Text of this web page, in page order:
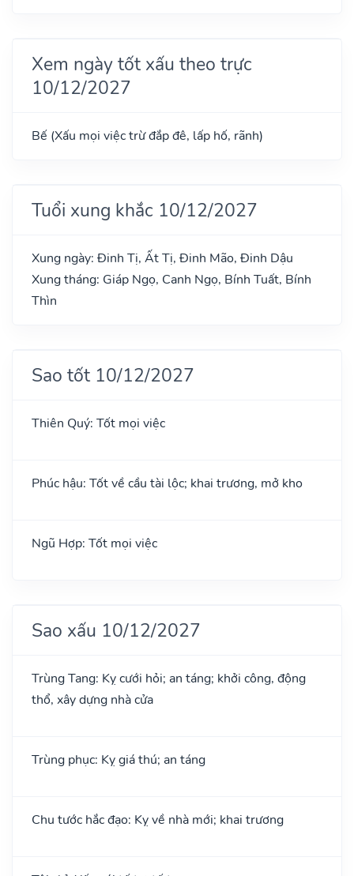
Xem ngày tốt xấu theo trực
10/12/2027
Bế (Xấu mọi việc trừ đắp đê, lấp hố, rãnh)
Tuổi xung khắc 10/12/2027
Xung ngày: Đinh Tị, Ất Tị, Đinh Mão, Đinh Dậu
Xung tháng: Giáp Ngọ, Canh Ngọ, Bính Tuất, Bính
Thìn
Sao tốt 10/12/2027
Thiên Quý: Tốt mọi việc
Phúc hậu: Tốt về cầu tài lộc; khai trương, mở kho
Ngũ Hợp: Tốt mọi việc
Sao xấu 10/12/2027
Trùng Tang: Kỵ cưới hỏi; an táng; khởi công, động
thổ, xây dựng nhà cửa
Trùng phục: Kỵ giá thú; an táng
Chu tước hắc đạo: Kỵ về nhà mới; khai trương